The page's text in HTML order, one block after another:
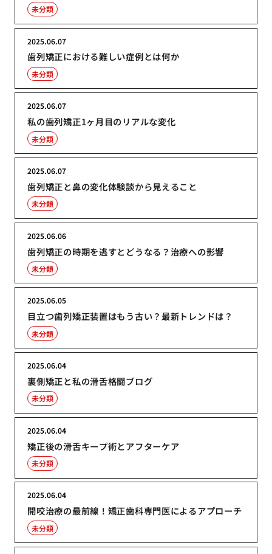
未分類
歯列矯正における難しい症例とは何か
2025.06.07
未分類
私の歯列矯正1ヶ月目のリアルな変化
2025.06.07
未分類
歯列矯正と鼻の変化体験談から見えること
2025.06.07
未分類
歯列矯正の時期を逃すとどうなる？治療への影響
2025.06.06
未分類
目立つ歯列矯正装置はもう古い？最新トレンドは？
2025.06.05
未分類
裏側矯正と私の滑舌格闘ブログ
2025.06.04
未分類
矯正後の滑舌キープ術とアフターケア
2025.06.04
未分類
開咬治療の最前線！矯正歯科専門医によるアプローチ
2025.06.04
未分類